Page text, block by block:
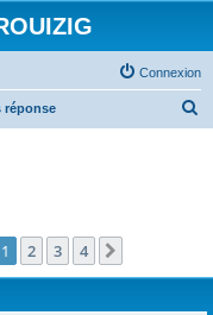
Connexion
réponse
c
1 2 3 4